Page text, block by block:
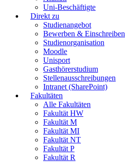
Uni-Beschäftigte
Direkt zu
Studienangebot
Bewerben & Einschreiben
Studienorganisation
Moodle
Unisport
Gasthörerstudium
Stellenausschreibungen
Intranet (SharePoint)
Fakultäten
Alle Fakultäten
Fakultät HW
Fakultät M
Fakultät MI
Fakultät NT
Fakultät P
Fakultät R